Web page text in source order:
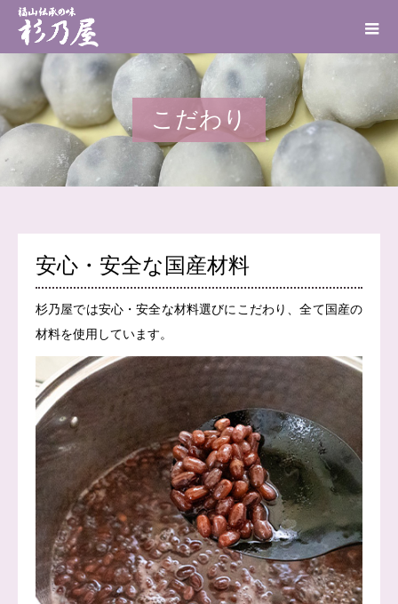
こだわり
安心・安全な国産材料
杉乃屋では安心・安全な材料選びにこだわり、全て国産の
材料を使用しています。